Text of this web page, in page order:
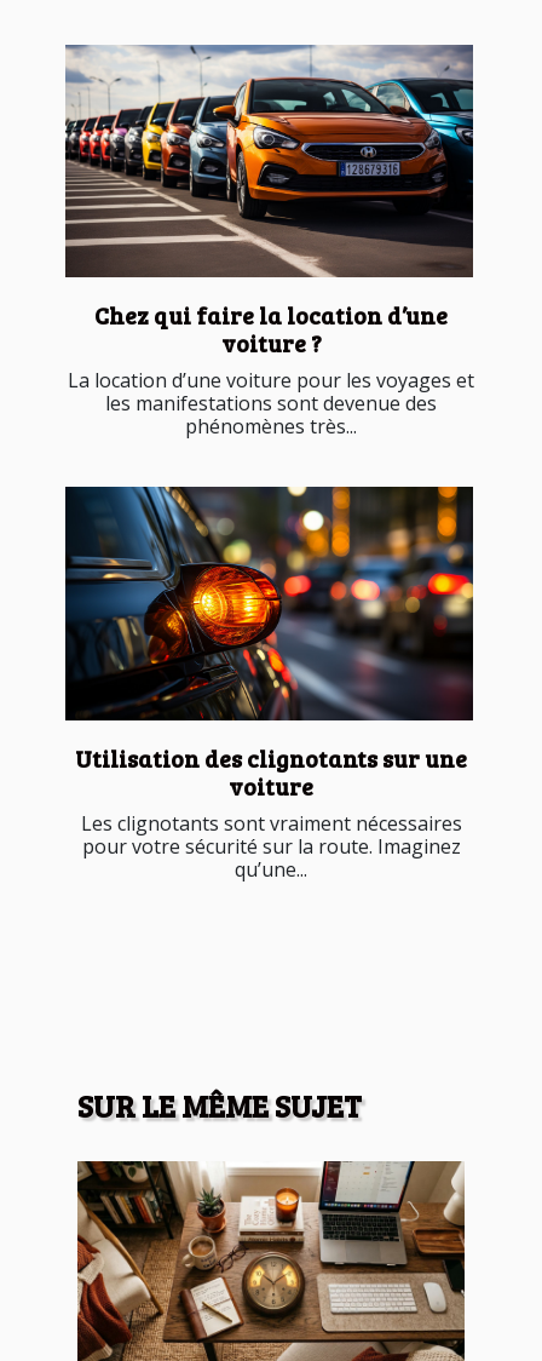
Chez qui faire la location d’une
voiture ?
La location d’une voiture pour les voyages et
les manifestations sont devenue des
phénomènes très...
Utilisation des clignotants sur une
voiture
Les clignotants sont vraiment nécessaires
pour votre sécurité sur la route. Imaginez
qu’une...
SUR LE MÊME SUJET